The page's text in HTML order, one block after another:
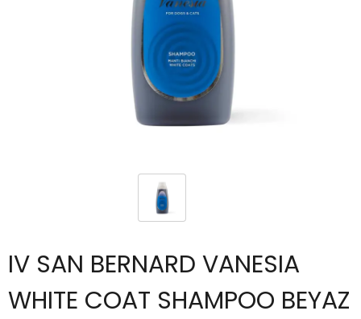
IV SAN BERNARD VANESIA
WHITE COAT SHAMPOO BEYAZ